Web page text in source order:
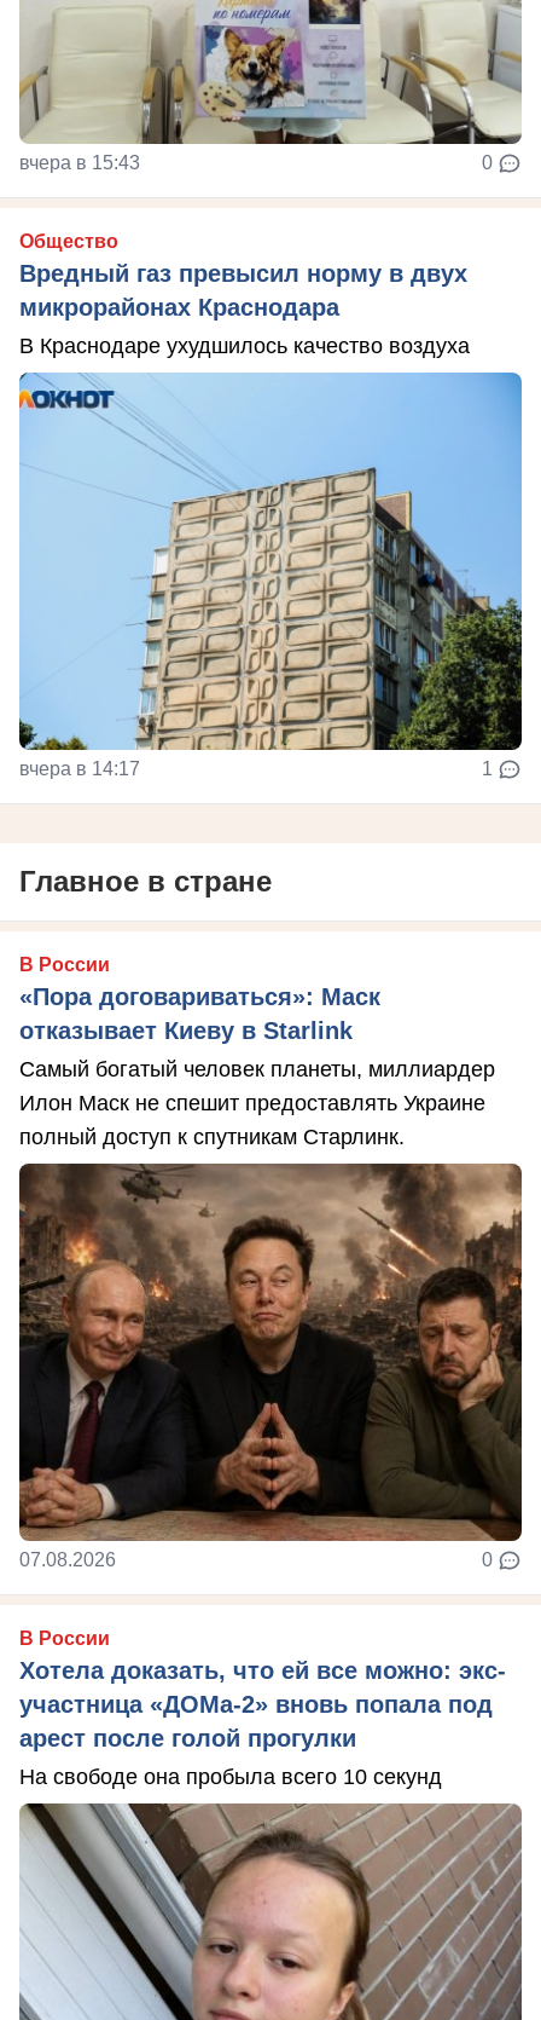
вчера в 15:43 0
Общество
Вредный газ превысил норму в двух
микрорайонах Краснодара
В Краснодаре ухудшилось качество воздуха
вчера в 14:17 1
Главное в стране
В России
«Пора договариваться»: Маск
отказывает Киеву в Starlink
Самый богатый человек планеты, миллиардер
Илон Маск не спешит предоставлять Украине
полный доступ к спутникам Старлинк.
07.08.2026 0
В России
Хотела доказать, что ей все можно: экс-
участница «ДОМа-2» вновь попала под
арест после голой прогулки
На свободе она пробыла всего 10 секунд